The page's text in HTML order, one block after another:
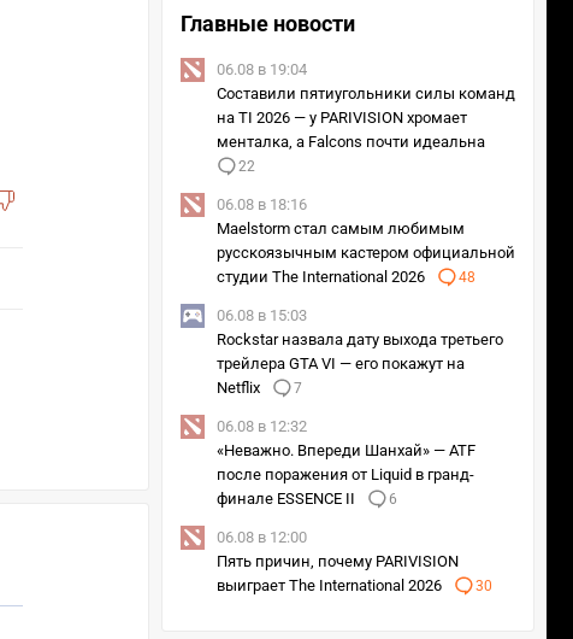
Главные новости
06.08 в 19:04
Составили пятиугольники силы команд
на TI 2026 — у PARIVISION хромает
менталка, а Falcons почти идеальна
22
06.08 в 18:16
Maelstorm стал самым любимым
русскоязычным кастером официальной
студии The International 2026
48
06.08 в 15:03
Rockstar назвала дату выхода третьего
трейлера GTA VI — его покажут на
Netflix
7
06.08 в 12:32
«Неважно. Впереди Шанхай» — ATF
после поражения от Liquid в гранд-
финале ESSENCE II
6
06.08 в 12:00
Пять причин, почему PARIVISION
выиграет The International 2026
30